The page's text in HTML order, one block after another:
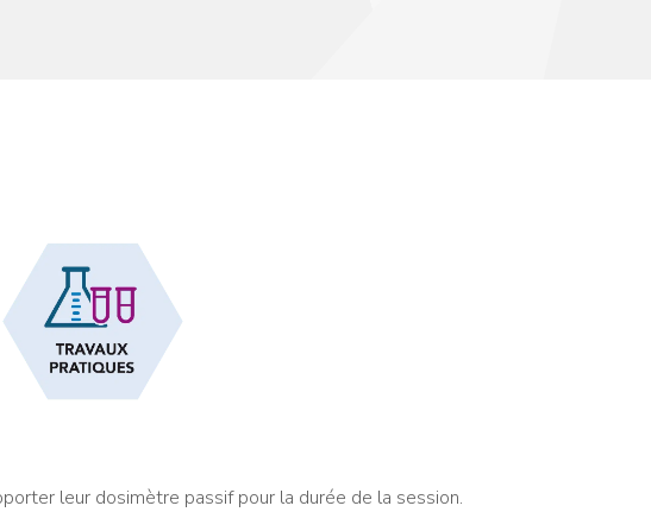
leur dosimètre passif pour la durée de la session.